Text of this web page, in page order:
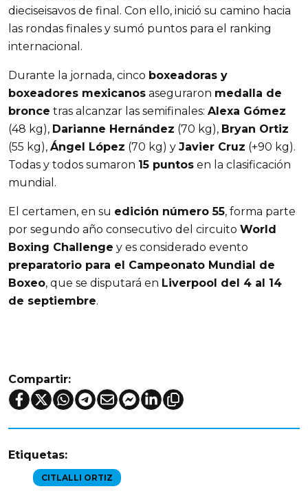
dieciseisavos de final. Con ello, inició su camino hacia
las rondas finales y sumó puntos para el ranking
internacional.
Durante la jornada, cinco boxeadoras y
boxeadores mexicanos aseguraron medalla de
bronce tras alcanzar las semifinales: Alexa Gómez
(48 kg), Darianne Hernández (70 kg), Bryan Ortiz
(55 kg), Ángel López (70 kg) y Javier Cruz (+90 kg).
Todas y todos sumaron 15 puntos en la clasificación
mundial.
El certamen, en su edición número 55, forma parte
por segundo año consecutivo del circuito World
Boxing Challenge
preparatorio para el Campeonato Mundial de
Boxeo, que se disputará en Liverpool del 4 al 14
de septiembre.
Compartir:
Etiquetas:
CITLALLI ORTIZ